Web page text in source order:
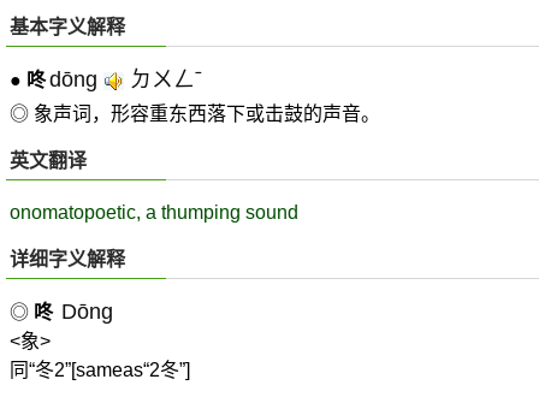
基本字义解释
● 咚dōng ㄉㄨㄥˉ
◎ 象声词，形容重东西落下或击鼓的声音。
英文翻译
onomatopoetic, a thumping sound
详细字义解释
◎ 咚 Dōng
<象>
同“冬2”[sameas“2冬”]